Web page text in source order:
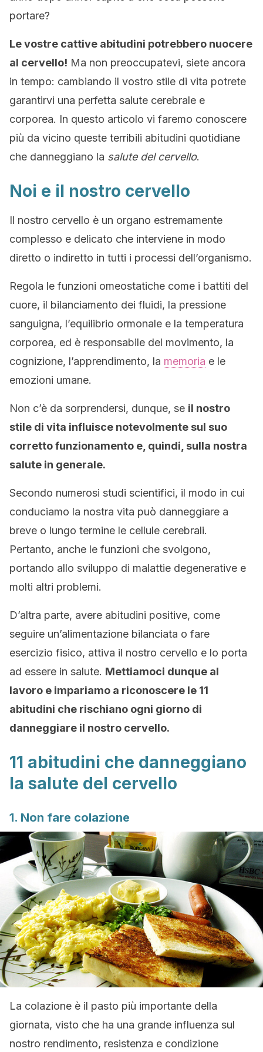
portare?
Le vostre cattive abitudini potrebbero nuocere
al cervello! Ma non preoccupatevi, siete ancora
in tempo: cambiando il vostro stile di vita potrete
garantirvi una perfetta salute cerebrale e
corporea. In questo articolo vi faremo conoscere
più da vicino queste terribili abitudini quotidiane
che danneggiano la salute del cervello.
Noi e il nostro cervello
Il nostro cervello è un organo estremamente
complesso e delicato che interviene in modo
diretto o indiretto in tutti i processi dell’organismo.
Regola le funzioni omeostatiche come i battiti del
cuore, il bilanciamento dei fluidi, la pressione
sanguigna, l’equilibrio ormonale e la temperatura
corporea, ed è responsabile del movimento, la
cognizione, l’apprendimento, la memoria e le
emozioni umane.
Non c’è da sorprendersi, dunque, se il nostro
stile di vita influisce notevolmente sul suo
corretto funzionamento e, quindi, sulla nostra
salute in generale.
Secondo numerosi studi scientifici, il modo in cui
conduciamo la nostra vita può danneggiare a
breve o lungo termine le cellule cerebrali.
Pertanto, anche le funzioni che svolgono,
portando allo sviluppo di malattie degenerative e
molti altri problemi.
D’altra parte, avere abitudini positive, come
seguire un’alimentazione bilanciata o fare
esercizio fisico, attiva il nostro cervello e lo porta
ad essere in salute. Mettiamoci dunque al
lavoro e impariamo a riconoscere le 11
abitudini che rischiano ogni giorno di
danneggiare il nostro cervello.
11 abitudini che danneggiano
la salute del cervello
1. Non fare colazione
La colazione è il pasto più importante della
giornata, visto che ha una grande influenza sul
nostro rendimento, resistenza e condizione